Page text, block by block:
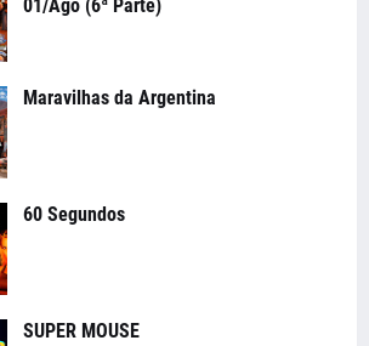
01/Ago (6ª Parte)
Maravilhas da Argentina
60 Segundos
SUPER MOUSE